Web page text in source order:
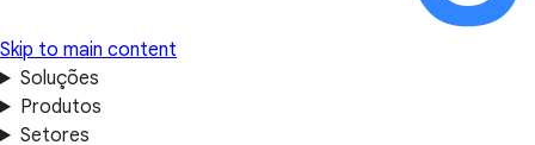
Skip to main content
Soluções
Produtos
Setores